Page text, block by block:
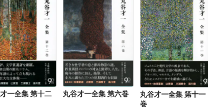
一全集 第十二
丸谷才一全集 第六巻
丸谷才一全集 第十一
巻